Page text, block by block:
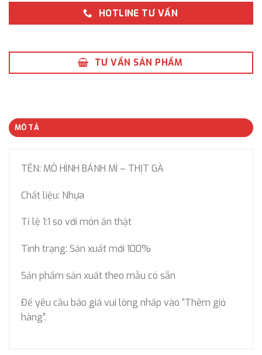
HOTLINE TƯ VẤN
TƯ VẤN SẢN PHẨM
MÔ TẢ
TÊN: MÔ HÌNH BÁNH MÌ – THỊT GÀ
Chất liệu: Nhựa
Tỉ lệ 1:1 so với món ăn thật
Tình trạng: Sản xuất mới 100%
Sản phẩm sản xuất theo mẫu có sẵn
Để yêu cầu báo giá vui lòng nhấp vào “Thêm giỏ
hàng”.